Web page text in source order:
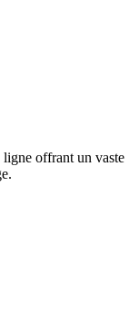
ligne offrant un vaste